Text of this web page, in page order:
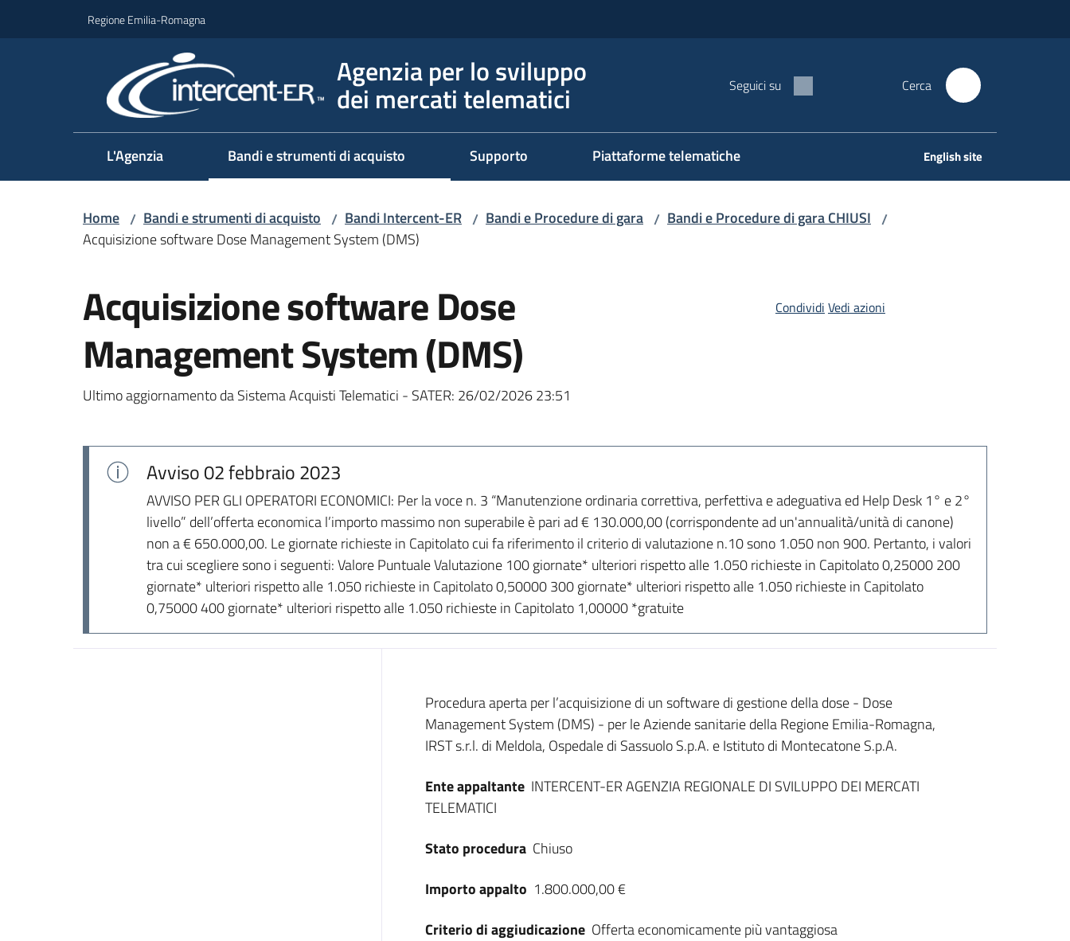
Regione Emilia-Romagna
Agenzia per lo sviluppo
dei mercati telematici Seguici su Cerca
L'Agenzia Bandi e strumenti di acquisto Supporto Piattaforme telematiche English site
Home / Bandi e strumenti di acquisto / Bandi Intercent-ER / Bandi e Procedure di gara / Bandi e Procedure di gara CHIUSI /
Acquisizione software Dose Management System (DMS)
Acquisizione software Dose
Management System (DMS)
Ultimo aggiornamento da Sistema Acquisti Telematici - SATER: 26/02/2026 23:51
Condividi Vedi azioni
Avviso02 febbraio 2023
AVVISO PER GLI OPERATORI ECONOMICI: Per la voce n. 3 “Manutenzione ordinaria correttiva, perfettiva e adeguativa ed Help Desk 1° e 2°
livello” dell’offerta economica l’importo massimo non superabile è pari ad € 130.000,00 (corrispondente ad un'annualità/unità di canone)
non a € 650.000,00. Le giornate richieste in Capitolato cui fa riferimento il criterio di valutazione n.10 sono 1.050 non 900. Pertanto, i valori
tra cui scegliere sono i seguenti: Valore Puntuale Valutazione 100 giornate* ulteriori rispetto alle 1.050 richieste in Capitolato 0,25000 200
giornate* ulteriori rispetto alle 1.050 richieste in Capitolato 0,50000 300 giornate* ulteriori rispetto alle 1.050 richieste in Capitolato
0,75000 400 giornate* ulteriori rispetto alle 1.050 richieste in Capitolato 1,00000 *gratuite
Dati del bando
Procedura aperta per l’acquisizione di un software di gestione della dose - Dose
Management System (DMS) - per le Aziende sanitarie della Regione Emilia-Romagna,
IRST s.r.l. di Meldola, Ospedale di Sassuolo S.p.A. e Istituto di Montecatone S.p.A.
Ente appaltante INTERCENT-ER AGENZIA REGIONALE DI SVILUPPO DEI MERCATI
TELEMATICI
Stato procedura Chiuso
Importo appalto 1.800.000,00 €
Criterio di aggiudicazione Offerta economicamente più vantaggiosa